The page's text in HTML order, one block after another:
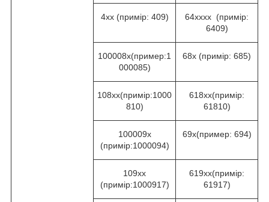
4хх (примір: 409)
64хххх (примір:
6409)
100008х(пример:1
000085)
68х (примір: 685)
108xx(примір:1000
810)
618xx(примір:
61810)
100009х
(примір:1000094)
69х(пример: 694)
109xх
(примір:1000917)
619xx(примір:
61917)